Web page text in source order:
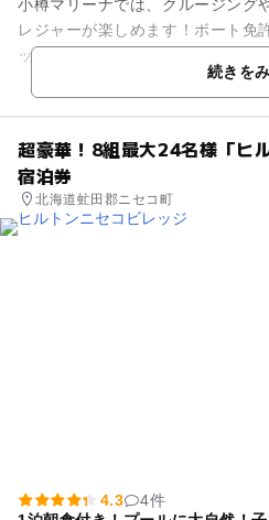
小樽マリーナでは、クルージング
レジャーが楽しめます！ボート免
ッシング入門」講座は、釣りが初
心。海をじっくり楽しみたい...
続きを
超豪華！8組最大24名様「ヒ
宿泊券
北海道虻田郡ニセコ町
4.3
4件